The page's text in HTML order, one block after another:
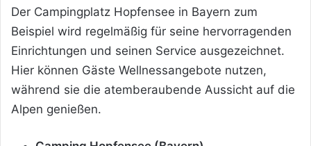
Der Campingplatz Hopfensee in Bayern zum
Beispiel wird regelmäßig für seine hervorragenden
Einrichtungen und seinen Service ausgezeichnet.
Hier können Gäste Wellnessangebote nutzen,
während sie die atemberaubende Aussicht auf die
Alpen genießen.